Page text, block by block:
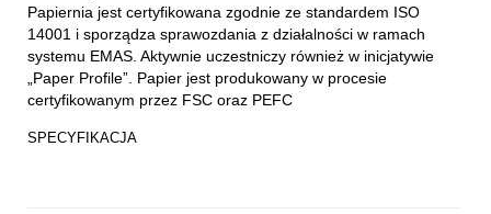
Papiernia jest certyfikowana zgodnie ze standardem ISO
14001 i sporządza sprawozdania z działalności w ramach
systemu EMAS. Aktywnie uczestniczy również w inicjatywie
„Paper Profile”. Papier jest produkowany w procesie
certyfikowanym przez FSC oraz PEFC
SPECYFIKACJA